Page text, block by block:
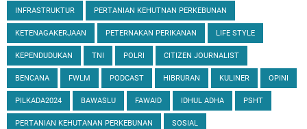
INFRASTRUKTUR PERTANIAN KEHUTNAN PERKEBUNAN
KETENAGAKERJAAN PETERNAKAN PERIKANAN LIFE STYLE
KEPENDUDUKAN TNI POLRI CITIZEN JOURNALIST
BENCANA FWLM PODCAST HIBRURAN KULINER OPINI
PILKADA2024 BAWASLU FAWAID IDHUL ADHA PSHT
PERTANIAN KEHUTANAN PERKEBUNAN SOSIAL